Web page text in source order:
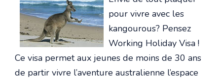
pour vivre avec les
kangourous? Pensez
Working Holiday Visa !
Ce visa permet aux jeunes de moins de 30 ans
de partir vivre l’aventure australienne l’espace